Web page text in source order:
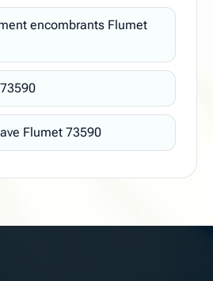
encombrants Flumet
Flumet 73590